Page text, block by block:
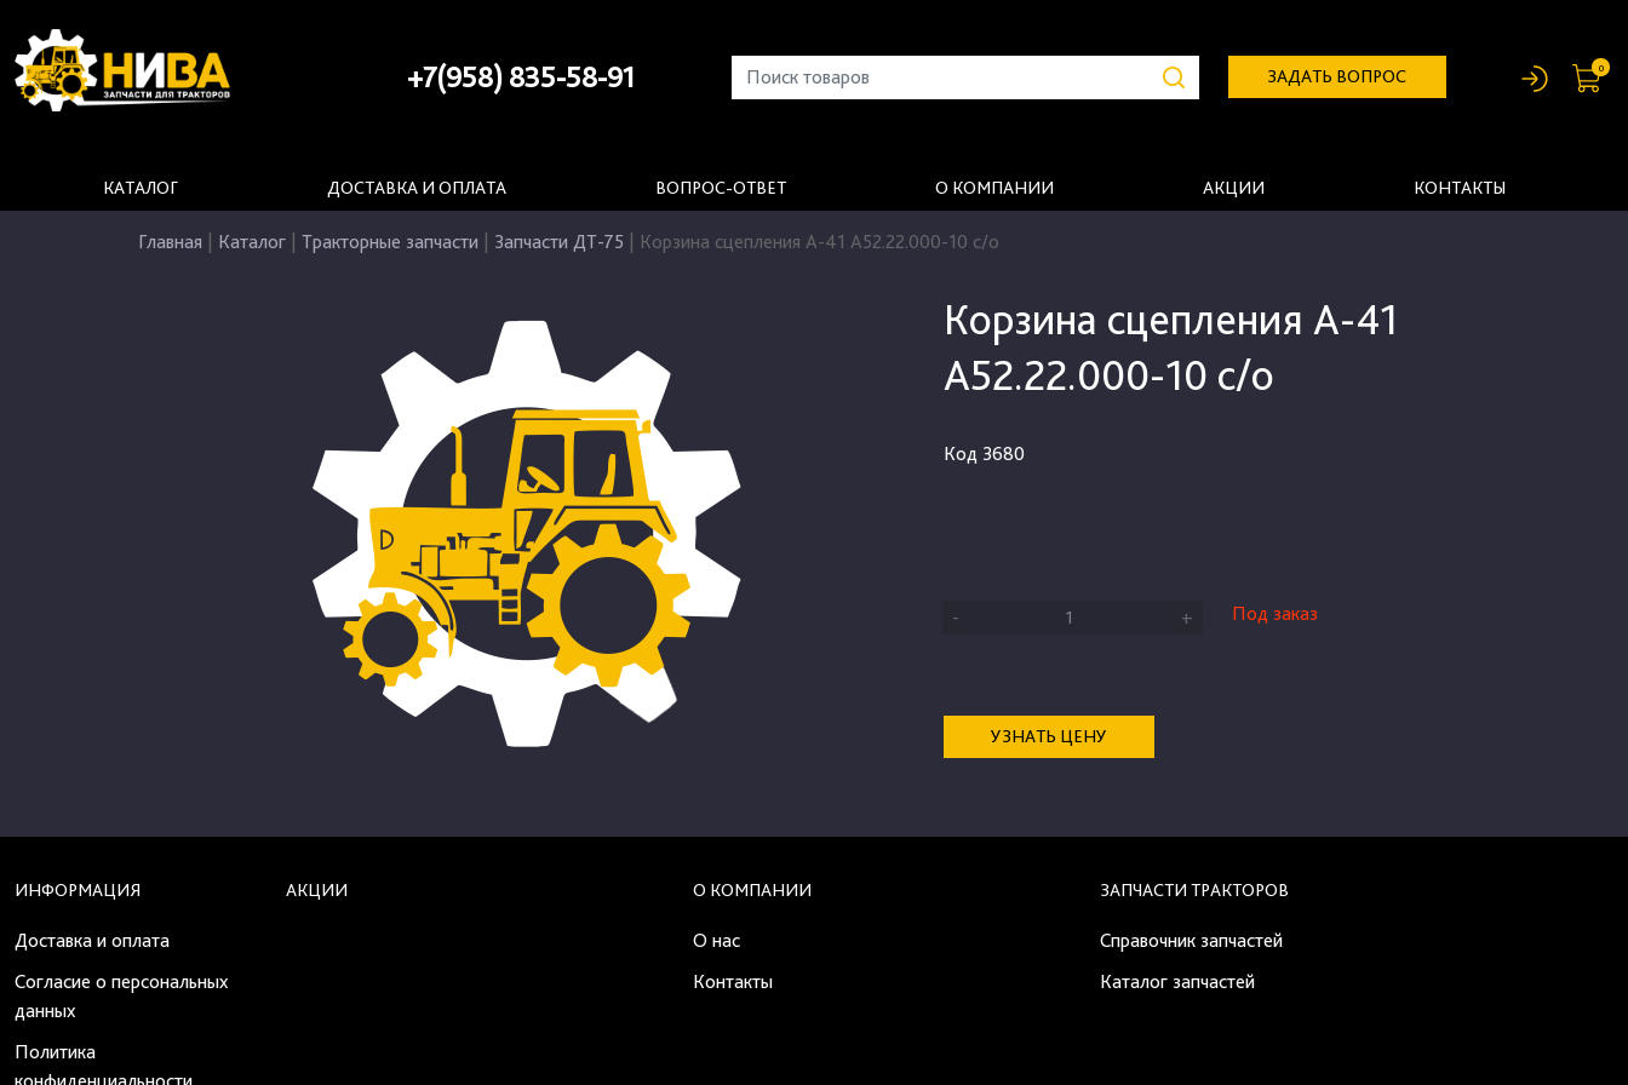
+7(958) 835-58-91 ЗАДАТЬ ВОПРОС 0
КАТАЛОГ ДОСТАВКА И ОПЛАТА ВОПРОС-ОТВЕТ О КОМПАНИИ АКЦИИ КОНТАКТЫ
Главная Каталог Тракторные запчасти Запчасти ДТ-75 Корзина сцепления А-41 А52.22.000-10 с/о
Корзина сцепления А-41
А52.22.000-10 с/о
Код 3680
- + Под заказ
УЗНАТЬ ЦЕНУ
ИНФОРМАЦИЯ
Доставка и оплата
Согласие о персональных
данных
Политика
АКЦИИ О КОМПАНИИ
О нас
Контакты
ЗАПЧАСТИ ТРАКТОРОВ
Справочник запчастей
Каталог запчастей